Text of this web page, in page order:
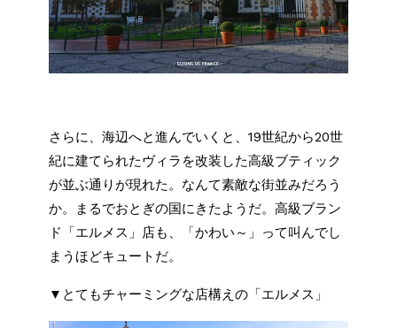
さらに、海辺へと進んでいくと、19世紀から20世
紀に建てられたヴィラを改装した高級ブティック
が並ぶ通りが現れた。なんて素敵な街並みだろう
か。まるでおとぎの国にきたようだ。高級ブラン
ド「エルメス」店も、「かわい～」って叫んでし
まうほどキュートだ。
▼とてもチャーミングな店構えの「エルメス」